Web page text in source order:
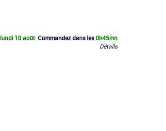
lundi 10 août Commandez dans les0h45mn
Détails